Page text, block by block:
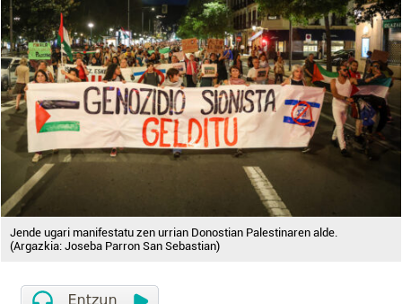
Jende ugari manifestatu zen urrian Donostian Palestinaren alde.
(Argazkia: Joseba Parron San Sebastian)